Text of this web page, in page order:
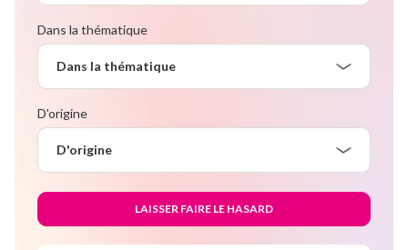
Dans la thématique
Dans la thématique
D'origine
D'origine